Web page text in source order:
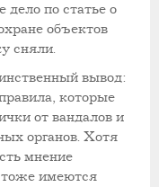
дело по статье о
объектов
сняли.
вывод:
которые
от вандалов и
органов. Хотя
мнение
тоже имеются